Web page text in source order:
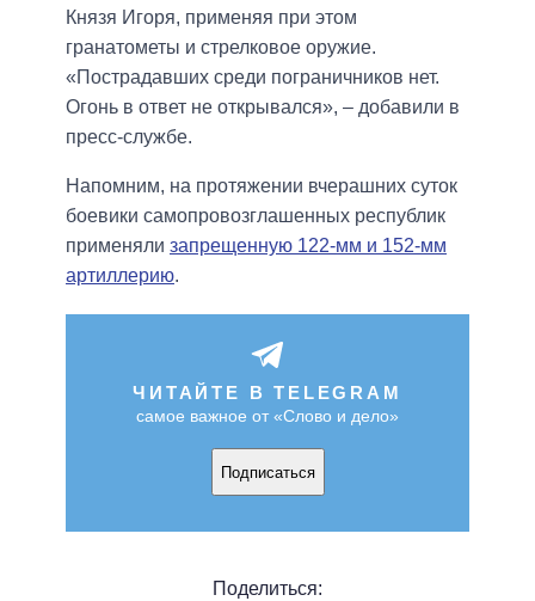
Князя Игоря, применяя при этом
гранатометы и стрелковое оружие.
«Пострадавших среди пограничников нет.
Огонь в ответ не открывался», – добавили в
пресс-службе.
Напомним, на протяжении вчерашних суток
боевики самопровозглашенных республик
применяли запрещенную 122-мм и 152-мм
артиллерию.
ЧИТАЙТЕ В TELEGRAM
самое важное от «Слово и дело»
Подписаться
Поделиться: